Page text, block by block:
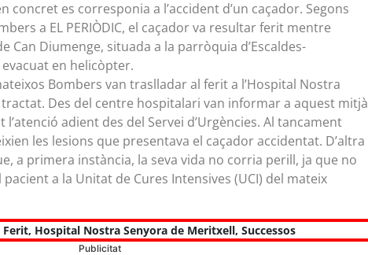
concret es corresponia a l’accident d’un caçador. Segons
a EL PERIÒDIC, el caçador va resultar ferit mentre
Can Diumenge, situada a la parròquia d’Escaldes-
en helicòpter.
Bombers van traslladar al ferit a l’Hospital Nostra
Des del centre hospitalari van informar a aquest mitjà
adient des del Servei d’Urgències. Al tancament
les lesions que presentava el caçador accidentat. D’altra
a primera instància, la seva vida no corria perill, ja que no
a la Unitat de Cures Intensives (UCI) del mateix
Ferit, Hospital Nostra Senyora de Meritxell, Successos
Publicitat